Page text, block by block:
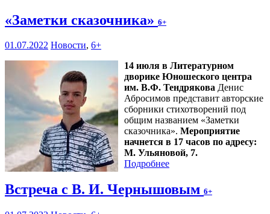
«Заметки сказочника» 6+
01.07.2022 Новости, 6+
14 июля в Литературном
дворике Юношеского центра
им. В.Ф. Тендрякова Денис
Абросимов представит авторские
сборники стихотворений под
общим названием «Заметки
сказочника». Мероприятие
начнется в 17 часов по адресу:
М. Ульяновой, 7.
Подробнее
Встреча с В. И. Чернышовым 6+